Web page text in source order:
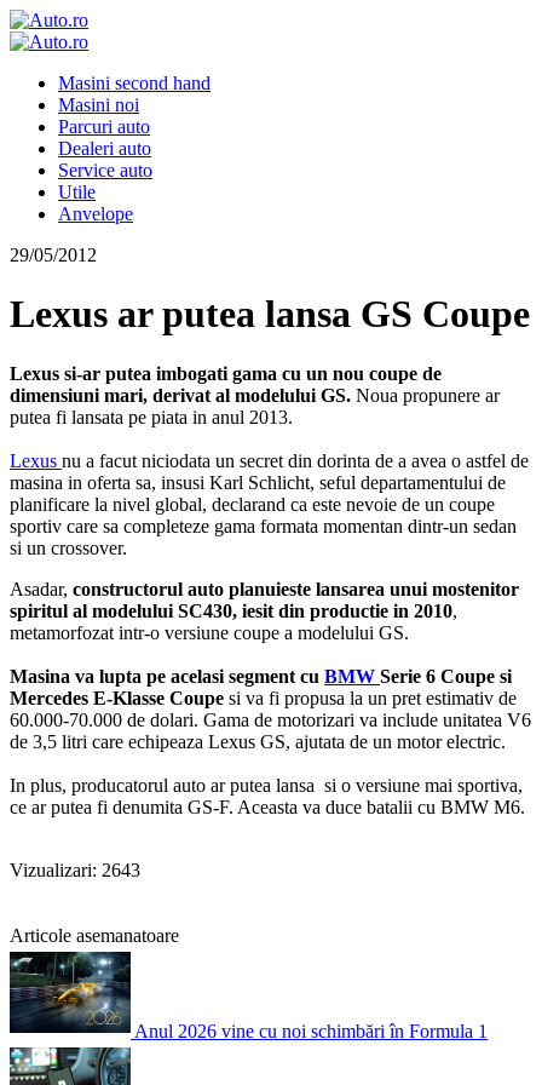
Masini second hand
Masini noi
Parcuri auto
Dealeri auto
Service auto
Utile
Anvelope
29/05/2012
Lexus ar putea lansa GS Coupe
Lexus si-ar putea imbogati gama cu un nou coupe de
dimensiuni mari, derivat al modelului GS. Noua propunere ar
putea fi lansata pe piata in anul 2013.
Lexus nu a facut niciodata un secret din dorinta de a avea o astfel de
masina in oferta sa, insusi Karl Schlicht, seful departamentului de
planificare la nivel global, declarand ca este nevoie de un coupe
sportiv care sa completeze gama formata momentan dintr-un sedan
si un crossover.
Asadar, constructorul auto planuieste lansarea unui mostenitor
spiritul al modelului SC430, iesit din productie in 2010,
metamorfozat intr-o versiune coupe a modelului GS.
Masina va lupta pe acelasi segment cu BMW Serie 6 Coupe si
Mercedes E-Klasse Coupe si va fi propusa la un pret estimativ de
60.000-70.000 de dolari. Gama de motorizari va include unitatea V6
de 3,5 litri care echipeaza Lexus GS, ajutata de un motor electric.
In plus, producatorul auto ar putea lansa si o versiune mai sportiva,
ce ar putea fi denumita GS-F. Aceasta va duce batalii cu BMW M6.
Vizualizari: 2643
Articole asemanatoare
Anul 2026 vine cu noi schimbări în Formula 1